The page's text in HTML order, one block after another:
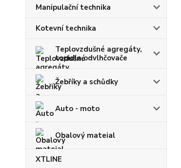
Manipulační technika
Kotevní technika
Teplovzdušné agregáty,
topidla,odvlhčovače
Žebříky a schůdky
Auto - moto
Obalový mateial
XTLINE